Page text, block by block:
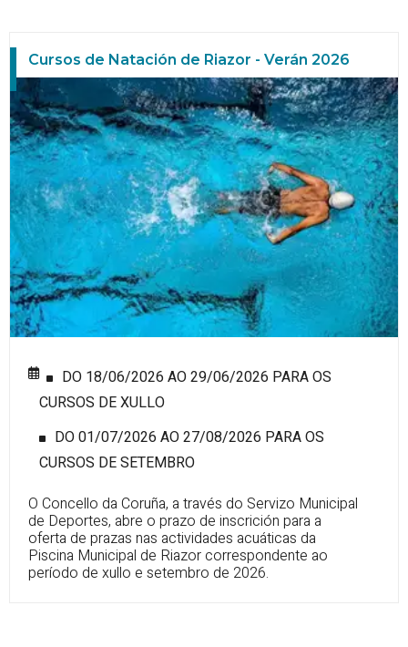
Cursos de Natación de Riazor - Verán 2026
DO 18/06/2026 AO 29/06/2026 PARA OS
CURSOS DE XULLO
DO 01/07/2026 AO 27/08/2026 PARA OS
CURSOS DE SETEMBRO
O Concello da Coruña, a través do Servizo Municipal
de Deportes, abre o prazo de inscrición para a
oferta de prazas nas actividades acuáticas da
Piscina Municipal de Riazor correspondente ao
período de xullo e setembro de 2026.